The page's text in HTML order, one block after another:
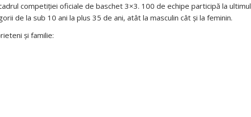
competiției oficiale de baschet 3×3. 100 de echipe participă la ultimul
de la sub 10 ani la plus 35 de ani, atât la masculin cât și la feminin.
și familie: